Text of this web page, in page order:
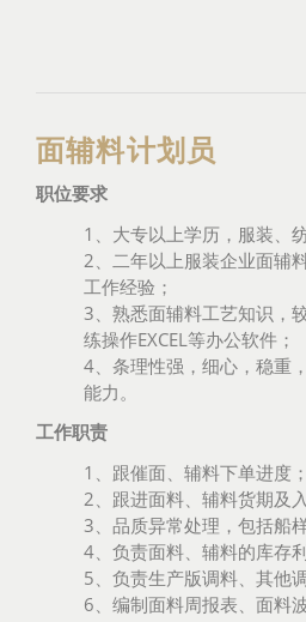
面辅料计划员
职位要求
1、大专以上学历，服装、
2、二年以上服装企业面辅
工作经验；
3、熟悉面辅料工艺知识，
练操作EXCEL等办公软件；
4、条理性强，细心，稳重
能力。
工作职责
1、跟催面、辅料下单进度；
2、跟进面料、辅料货期及
3、品质异常处理，包括船
4、负责面料、辅料的库存
5、负责生产版调料、其他
6、编制面料周报表、面料